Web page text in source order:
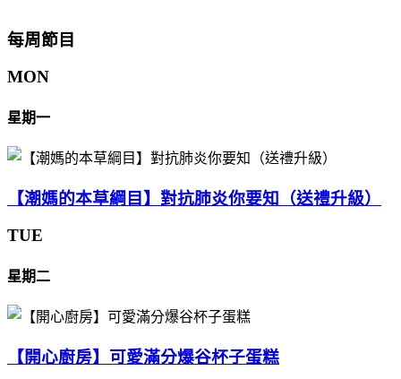
每周節目
MON
星期一
【潮媽的本草綱目】對抗肺炎你要知（送禮升級）
TUE
星期二
【開心廚房】可愛滿分爆谷杯子蛋糕